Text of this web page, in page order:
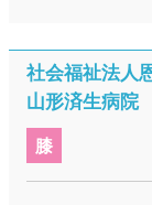
社会福祉法人
山形済生病院
膝